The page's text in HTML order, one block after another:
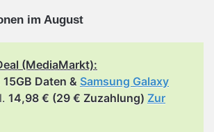
im August
(MediaMarkt):
15GB Daten & Samsung Galaxy
14,98 € (29 € Zuzahlung) Zur